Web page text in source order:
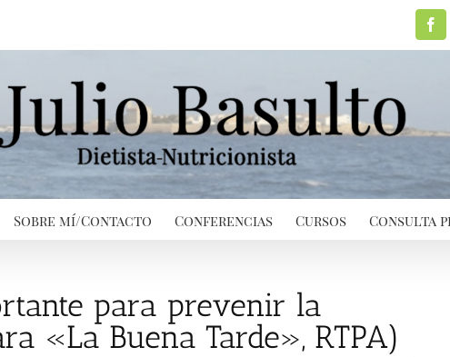
Sobre mí/Contacto Conferencias Cursos Consulta
para prevenir la
«La Buena Tarde», RTPA)